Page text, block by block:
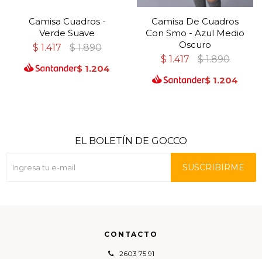
Camisa Cuadros -
Verde Suave
$ 1.417 $ 1.890
$ 1.204
Camisa De Cuadros
Con Smo - Azul Medio
Oscuro
$ 1.417 $ 1.890
$ 1.204
CONTACTO
2603 75 91
EL BOLETÍN DE GOCCO
SUSCRIBIRME